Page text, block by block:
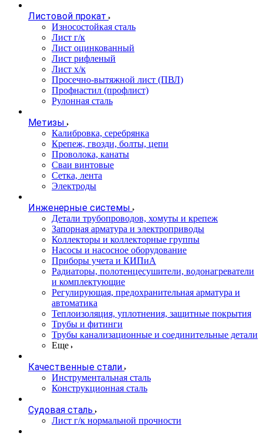
Листовой прокат
Износостойкая сталь
Лист г/к
Лист оцинкованный
Лист рифленый
Лист х/к
Просечно-вытяжной лист (ПВЛ)
Профнастил (профлист)
Рулонная сталь
Метизы
Калибровка, серебрянка
Крепеж, гвозди, болты, цепи
Проволока, канаты
Сваи винтовые
Сетка, лента
Электроды
Инженерные системы
Детали трубопроводов, хомуты и крепеж
Запорная арматура и электроприводы
Коллекторы и коллекторные группы
Насосы и насосное оборудование
Приборы учета и КИПиА
Радиаторы, полотенцесушители, водонагреватели
и комплектующие
Регулирующая, предохранительная арматура и
автоматика
Теплоизоляция, уплотнения, защитные покрытия
Трубы и фитинги
Трубы канализационные и соединительные детали
Еще
Качественные стали
Инструментальная сталь
Конструкционная сталь
Судовая сталь
Лист г/к нормальной прочности